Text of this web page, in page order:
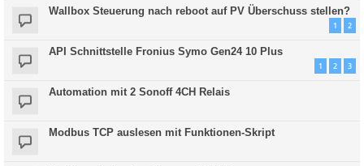
Wallbox Steuerung nach reboot auf PV Überschuss stellen?
1 2
API Schnittstelle Fronius Symo Gen24 10 Plus
1 2 3
Automation mit 2 Sonoff 4CH Relais
Modbus TCP auslesen mit Funktionen-Skript